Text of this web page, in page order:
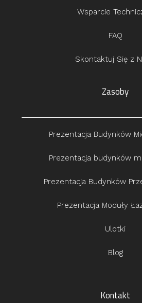
Wsparcie
FAQ
Skontaktuj Się z
Zasoby
Prezentacja Budynków
Prezentacja budynków
Prezentacja Budynków
Prezentacja Moduły
Ulotki
Blog
Kontakt